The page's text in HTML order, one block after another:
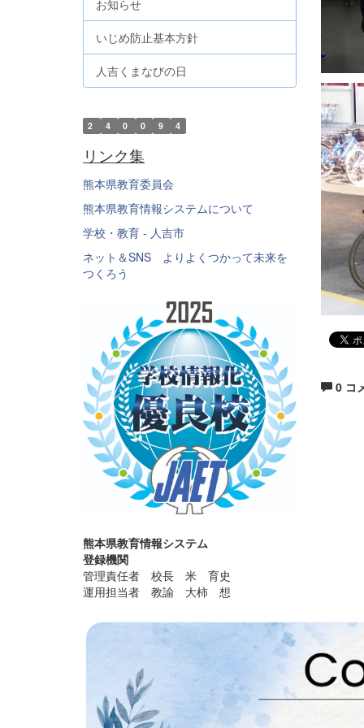
0 コ
お知らせ
いじめ防止基本方針
人吉くまなびの日
2 4 0 0 9 4
リンク集
熊本県教育委員会
熊本県教育情報システムについて
学校・教育 - 人吉市
ネット＆SNS よりよくつかって未来を
つくろう
熊本県教育情報システム
登録機関
管理責任者 校長 米 育史
運用担当者 教諭 大柿 想